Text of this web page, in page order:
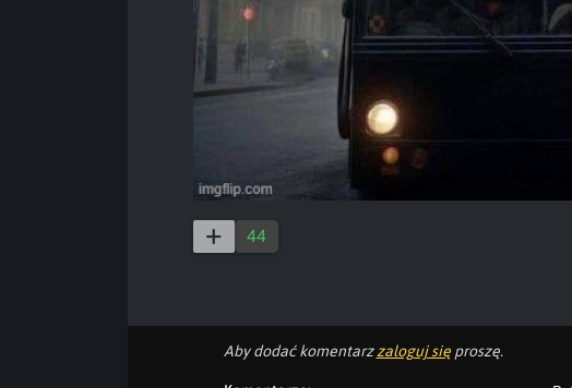
44
Aby dodać komentarzzaloguj sięproszę.